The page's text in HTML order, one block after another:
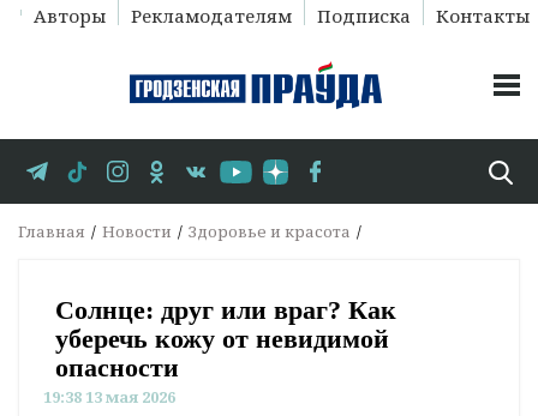
Авторы Рекламодателям Подписка Контакты
Главная Новости Здоровье и красота
Солнце: друг или враг? Как
уберечь кожу от невидимой
опасности
19:38 13 мая 2026